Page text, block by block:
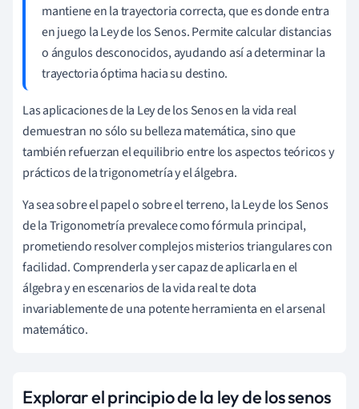
mantiene en la trayectoria correcta, que es donde entra
en juego la Ley de los Senos. Permite calcular distancias
o ángulos desconocidos, ayudando así a determinar la
trayectoria óptima hacia su destino.
Las aplicaciones de la Ley de los Senos en la vida real
demuestran no sólo su belleza matemática, sino que
también refuerzan el equilibrio entre los aspectos teóricos y
prácticos de la trigonometría y el álgebra.
Ya sea sobre el papel o sobre el terreno, la Ley de los Senos
de la Trigonometría prevalece como fórmula principal,
prometiendo resolver complejos misterios triangulares con
facilidad. Comprenderla y ser capaz de aplicarla en el
álgebra y en escenarios de la vida real te dota
invariablemente de una potente herramienta en el arsenal
matemático.
Explorar el principio de la ley de los senos